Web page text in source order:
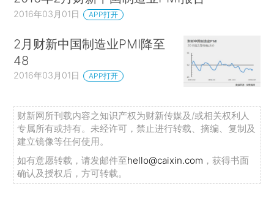
2016年03月01日 APP打开
2月财新中国制造业PMI降至
48
2016年03月01日 APP打开
财新网所刊载内容之知识产权为财新传媒及/或相关权利人
专属所有或持有。未经许可，禁止进行转载、摘编、复制及
建立镜像等任何使用。
如有意愿转载，请发邮件至hello@caixin.com ，获得书面
确认及授权后，方可转载。